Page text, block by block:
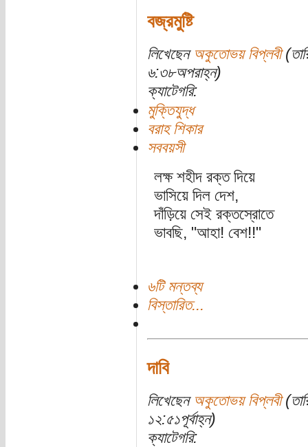
বজ্রমুষ্টি
লিখেছেন অকুতোভয় বিপ্লবী
৬:৩৮অপরাহ্ন)
ক্যাটেগরি:
মুক্তিযুদ্ধ
বরাহ শিকার
সববয়সী
লক্ষ শহীদ রক্ত দিয়ে
ভাসিয়ে দিল দেশ,
দাঁড়িয়ে সেই রক্তস্রোতে
ভাবছি, "আহা! বেশ!!"
৬টি মন্তব্য
বিস্তারিত...
দাবি
লিখেছেন অকুতোভয় বিপ্লবী
১২:৫১পূর্বাহ্ন)
ক্যাটেগরি: